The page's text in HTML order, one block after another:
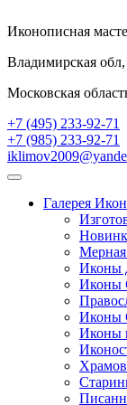
Иконописная
Владимирская
Московская
+7 (495) 233-92-71
+7 (985) 233-92-71
Галерея Икон
Мерная
Иконы
Иконы
Иконы
Иконы